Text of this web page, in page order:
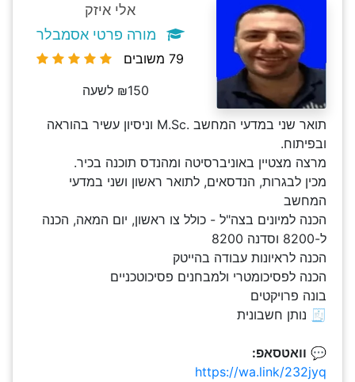
אלי איזק
מורה פרטי אסמבלר
79 משובים
₪150 לשעה
תואר שני במדעי המחשב .M.Sc וניסיון עשיר בהוראה
ובפיתוח.
מרצה מצטיין באוניברסיטה ומהנדס תוכנה בכיר.
מכין לבגרות, הנדסאים, לתואר ראשון ושני במדעי
המחשב
הכנה למיונים בצה"ל - כולל צו ראשון, יום המאה, הכנה
ל-8200 וסדנה 8200
הכנה לראיונות עבודה בהייטק
הכנה לפסיכומטרי ולמבחנים פסיכוטכניים
בונה פרויקטים
🧾 נותן חשבונית
💬 וואטסאפ:
https://wa.link/232jyq